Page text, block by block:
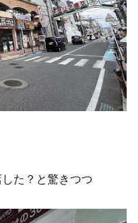
た？と驚きつつ